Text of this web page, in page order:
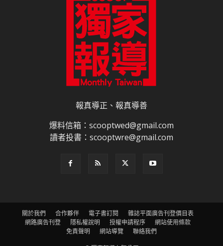
報真導正、報真導善
爆料信箱：scooptwed@gmail.com
讀者投書：scooptwre@gmail.com
關於我們 合作夥伴 電子書訂閱
雜誌平面廣告刊登價目表
網路廣告刊登
隱私權說明 授權申請程序
網站使用條款
免責聲明
網站導覽
聯絡我們